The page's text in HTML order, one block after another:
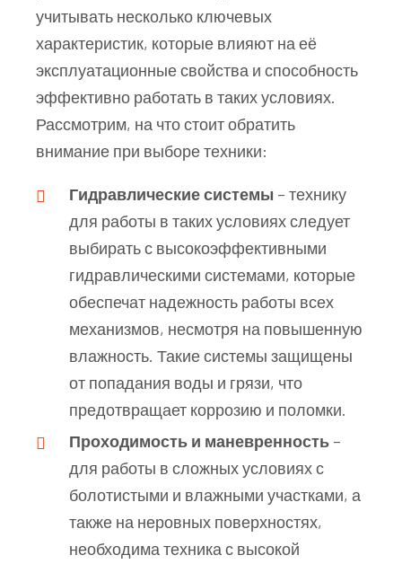
учитывать несколько ключевых
характеристик, которые влияют на её
эксплуатационные свойства и способность
эффективно работать в таких условиях.
Рассмотрим, на что стоит обратить
внимание при выборе техники:
Гидравлические системы – технику
для работы в таких условиях следует
выбирать с высокоэффективными
гидравлическими системами, которые
обеспечат надежность работы всех
механизмов, несмотря на повышенную
влажность. Такие системы защищены
от попадания воды и грязи, что
предотвращает коррозию и поломки.
Проходимость и маневренность –
для работы в сложных условиях с
болотистыми и влажными участками, а
также на неровных поверхностях,
необходима техника с высокой